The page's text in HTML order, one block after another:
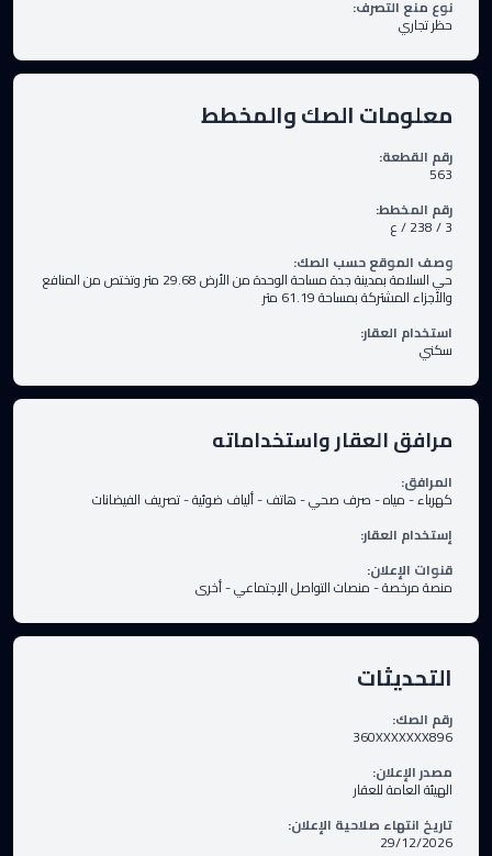
نوع منع التصرف:
حظر تجاري
معلومات الصك والمخطط
رقم القطعة:
563
رقم المخطط:
3 / 238 / ع
وصف الموقع حسب الصك:
حي السلامة بمدينة جدة مساحة الوحدة من الأرض 29.68 متر وتختص من المنافع
والأجزاء المشتركة بمساحة 61.19 متر
استخدام العقار:
سكني
مرافق العقار واستخداماته
المرافق:
كهرباء-مياه-صرف صحي-هاتف-ألياف ضوئية-تصريف الفيضانات
إستخدام العقار:
قنوات الإعلان:
منصة مرخصة-منصات التواصل الإجتماعي-أخرى
التحديثات
رقم الصك:
360XXXXXXX896
مصدر الإعلان:
الهيئة العامة للعقار
تاريخ انتهاء صلاحية الإعلان:
29/12/2026